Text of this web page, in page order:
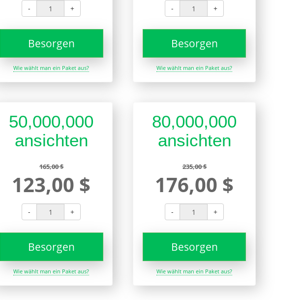
- +
Besorgen
Wie wählt man ein Paket aus?
- +
Besorgen
Wie wählt man ein Paket aus?
50,000,000
ansichten
165,00 $
123,00 $
- +
Besorgen
Wie wählt man ein Paket aus?
80,000,000
ansichten
235,00 $
176,00 $
- +
Besorgen
Wie wählt man ein Paket aus?